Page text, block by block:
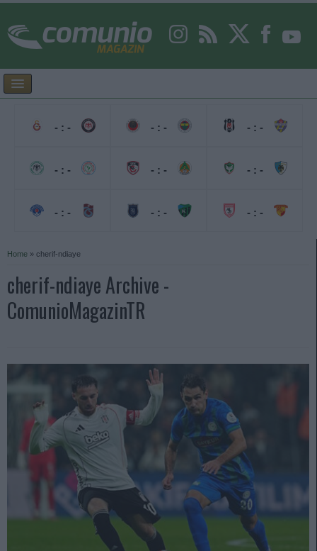
- : -
- : -
- : -
- : -
- : -
- : -
- : -
- : -
- : -
Home » cherif-ndiaye
cherif-ndiaye Archive -
ComunioMagazinTR